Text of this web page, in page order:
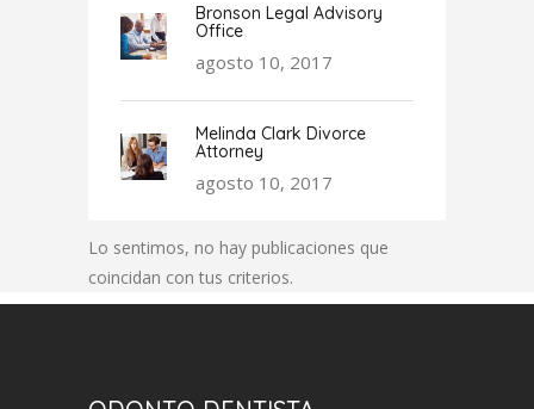
Bronson Legal Advisory
Office
agosto 10, 2017
Melinda Clark Divorce
Attorney
agosto 10, 2017
Lo sentimos, no hay publicaciones que
coincidan con tus criterios.